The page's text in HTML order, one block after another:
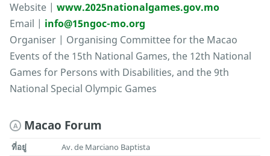
Website | www.2025nationalgames.gov.mo
Email | info@15ngoc-mo.org
Organiser | Organising Committee for the Macao
Events of the 15th National Games, the 12th National
Games for Persons with Disabilities, and the 9th
National Special Olympic Games
A Macao Forum
ที่อยู่ Av. de Marciano Baptista